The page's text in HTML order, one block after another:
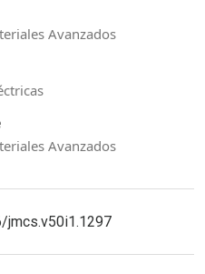
Avanzados
Avanzados
jmcs.v50i1.1297